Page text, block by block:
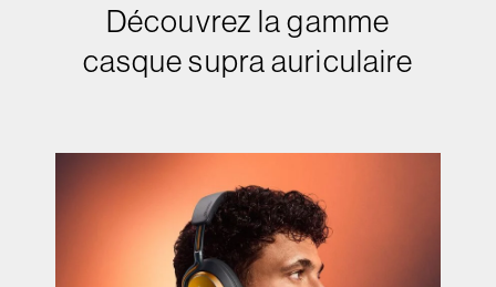
Découvrez la gamme
casque supra auriculaire